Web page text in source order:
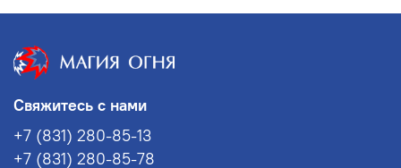
Свяжитесь с нами
+7 (831) 280-85-13
+7 (831) 280-85-78